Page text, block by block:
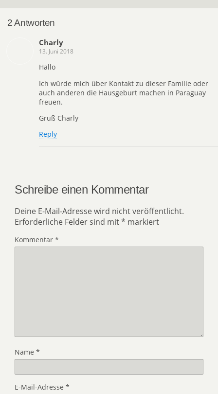
2 Antworten
Charly
13. Juni 2018
Hallo
Ich würde mich über Kontakt zu dieser Familie oder
auch anderen die Hausgeburt machen in Paraguay
freuen.
Gruß Charly
Reply
Schreibe einen Kommentar
Deine E-Mail-Adresse wird nicht veröffentlicht.
Erforderliche Felder sind mit* markiert
Kommentar *
Name *
E-Mail-Adresse *